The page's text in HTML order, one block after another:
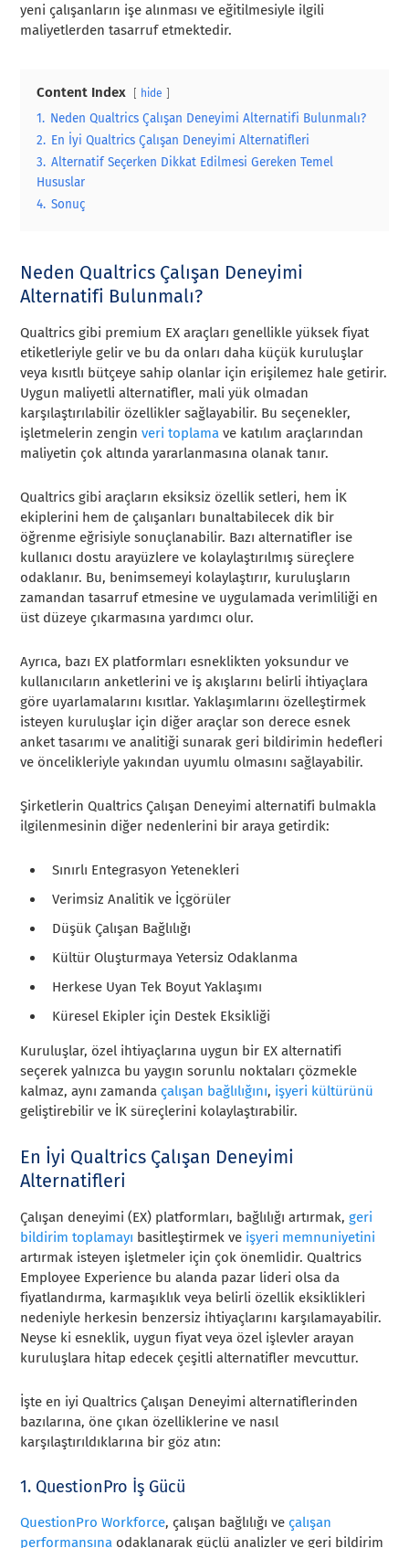
yeni çalışanların işe alınması ve eğitilmesiyle ilgili
maliyetlerden tasarruf etmektedir.
Content Index hide
1. Neden Qualtrics Çalışan Deneyimi Alternatifi Bulunmalı?
2. En İyi Qualtrics Çalışan Deneyimi Alternatifleri
3. Alternatif Seçerken Dikkat Edilmesi Gereken Temel
Hususlar
4. Sonuç
Neden Qualtrics Çalışan Deneyimi
Alternatifi Bulunmalı?
Qualtrics gibi premium EX araçları genellikle yüksek fiyat
etiketleriyle gelir ve bu da onları daha küçük kuruluşlar
veya kısıtlı bütçeye sahip olanlar için erişilemez hale getirir.
Uygun maliyetli alternatifler, mali yük olmadan
karşılaştırılabilir özellikler sağlayabilir. Bu seçenekler,
işletmelerin zenginveri toplama ve katılım araçlarından
maliyetin çok altında yararlanmasına olanak tanır.
Qualtrics gibi araçların eksiksiz özellik setleri, hem İK
ekiplerini hem de çalışanları bunaltabilecek dik bir
öğrenme eğrisiyle sonuçlanabilir. Bazı alternatifler ise
kullanıcı dostu arayüzlere ve kolaylaştırılmış süreçlere
odaklanır. Bu, benimsemeyi kolaylaştırır, kuruluşların
zamandan tasarruf etmesine ve uygulamada verimliliği en
üst düzeye çıkarmasına yardımcı olur.
Ayrıca, bazı EX platformları esneklikten yoksundur ve
kullanıcıların anketlerini ve iş akışlarını belirli ihtiyaçlara
göre uyarlamalarını kısıtlar. Yaklaşımlarını özelleştirmek
isteyen kuruluşlar için diğer araçlar son derece esnek
anket tasarımı ve analitiği sunarak geri bildirimin hedefleri
ve öncelikleriyle yakından uyumlu olmasını sağlayabilir.
Şirketlerin Qualtrics Çalışan Deneyimi alternatifi bulmakla
ilgilenmesinin diğer nedenlerini bir araya getirdik:
Sınırlı Entegrasyon Yetenekleri
Verimsiz Analitik ve İçgörüler
Düşük Çalışan Bağlılığı
Kültür Oluşturmaya Yetersiz Odaklanma
Herkese Uyan Tek Boyut Yaklaşımı
Küresel Ekipler için Destek Eksikliği
Kuruluşlar, özel ihtiyaçlarına uygun bir EX alternatifi
seçerek yalnızca bu yaygın sorunlu noktaları çözmekle
kalmaz, aynı zamanda çalışan bağlılığını, işyeri kültürünü
geliştirebilir ve İK süreçlerini kolaylaştırabilir.
En İyi Qualtrics Çalışan Deneyimi
Alternatifleri
Çalışan deneyimi (EX) platformları, bağlılığı artırmak,geri
bildirim toplamayı basitleştirmek ve işyeri memnuniyetini
artırmak isteyen işletmeler için çok önemlidir. Qualtrics
Employee Experience bu alanda pazar lideri olsa da
fiyatlandırma, karmaşıklık veya belirli özellik eksiklikleri
nedeniyle herkesin benzersiz ihtiyaçlarını karşılamayabilir.
Neyse ki esneklik, uygun fiyat veya özel işlevler arayan
kuruluşlara hitap edecek çeşitli alternatifler mevcuttur.
İşte en iyi Qualtrics Çalışan Deneyimi alternatiflerinden
bazılarına, öne çıkan özelliklerine ve nasıl
karşılaştırıldıklarına bir göz atın:
1. QuestionPro İş Gücü
QuestionPro Workforce, çalışan bağlılığı ve çalışan
performansına odaklanarak güçlü analizler ve geri bildirim